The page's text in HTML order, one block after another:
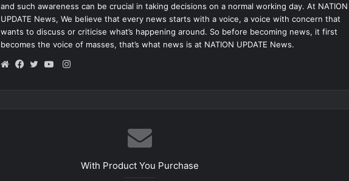
and such awareness can be crucial in taking decisions on a normal working day. At NATION
UPDATE News, We believe that every news starts with a voice, a voice with concern that
wants to discuss or criticise what’s happening around. So before becoming news, it first
becomes the voice of masses, that’s what news is at NATION UPDATE News.
Instagram
With Product You Purchase